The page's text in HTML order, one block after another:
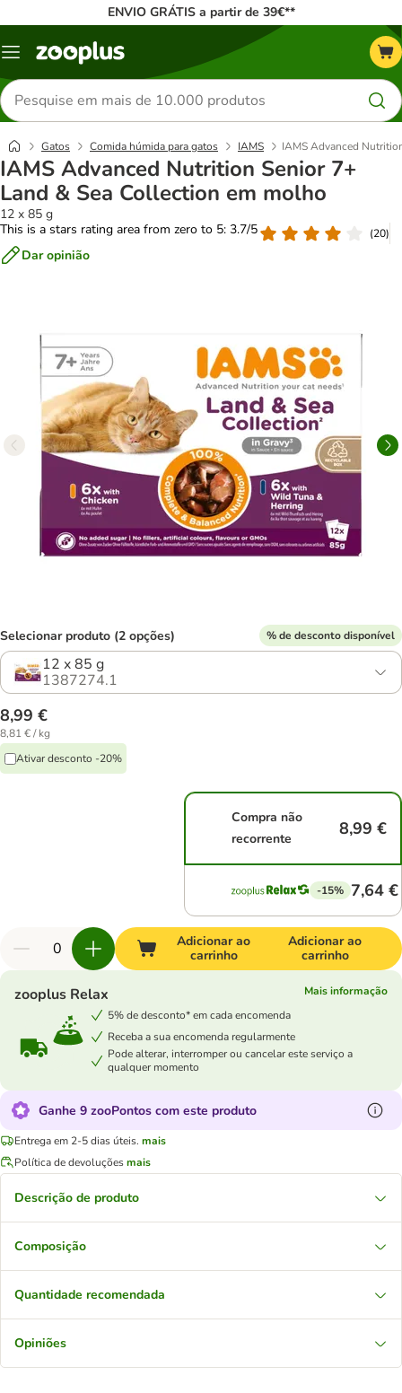
ENVIO GRÁTIS a partir de 39€**
Menu
Pesquisar
produtos
Gatos Comida húmida para gatos IAMS IAMS Advanced
IAMS Advanced Nutrition Senior 7+
Land & Sea Collection em molho
12 x 85 g
This is a stars rating area from zero to 5: 3.7/5
(20)
Dar opinião
Selecionar produto (2 opções) % de desconto disponível
12 x 85 g
1387274.1
8,99 €
8,81 € / kg
Ativar desconto -20%
Compra não
recorrente
8,99 €
-15% 7,64 €
Adicionar ao
carrinho
Adicionar ao
carrinho
zooplus Relax
Mais informação
5% de desconto* em cada encomenda
Receba a sua encomenda regularmente
Pode alterar, interromper ou cancelar este serviço a
qualquer momento
Ganhe 9 zooPontos com este produto
Entrega em 2-5 dias úteis. mais
Política de devoluçõesmais
Descrição de produto
Composição
Quantidade recomendada
Opiniões